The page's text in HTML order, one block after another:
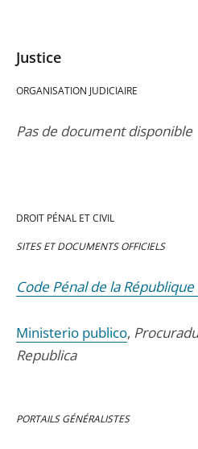
Justice
ORGANISATION JUDICIAIRE
Pas de document disponible
DROIT PÉNAL ET CIVIL
SITES ET DOCUMENTS OFFICIELS
Code Pénal de la
Ministerio publico,
Republica
PORTAILS GÉNÉRALISTES